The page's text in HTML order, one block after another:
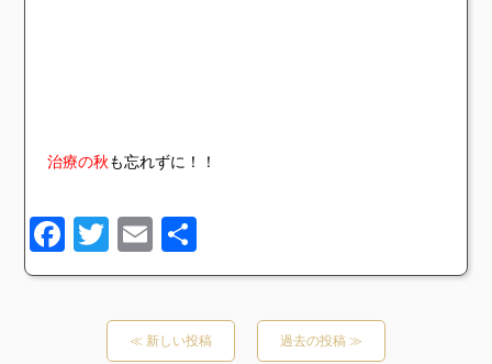
治療の秋も忘れずに！！
Facebook
TwitterEmail
有
≪ 新しい投稿 過去の投稿 ≫